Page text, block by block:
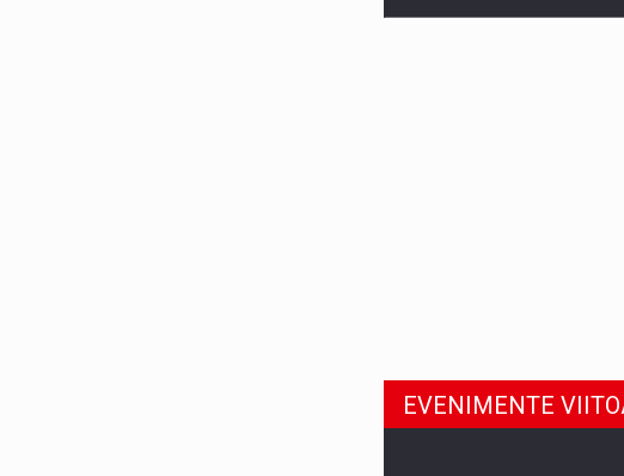
EVENIMENTE